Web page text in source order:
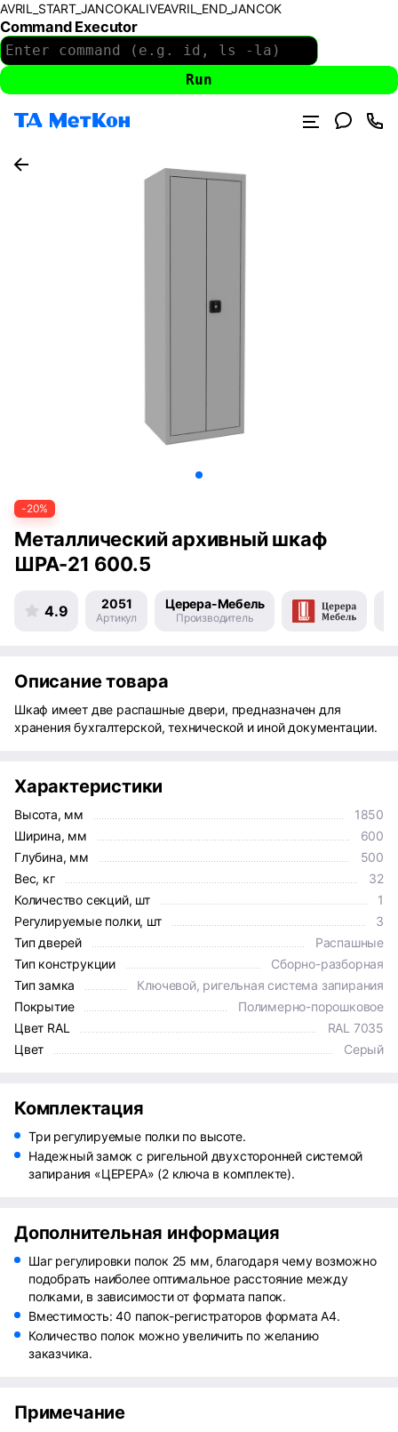
AVRIL_START_JANCOKALIVEAVRIL_END_JANCOK
Command Executor
-20%
Металлический архивный шкаф
ШРА-21 600.5
4.9 2051
Артикул
Церера-Мебель
Производитель
Описание товара
Шкаф имеет две распашные двери, предназначен для
хранения бухгалтерской, технической и иной документации.
Характеристики
Высота, мм
1850
Ширина, мм
600
Глубина, мм
500
Вес, кг
32
Количество секций, шт
1
Регулируемые полки, шт
3
Тип дверей
Распашные
Тип конструкции
Сборно-разборная
Тип замка
Ключевой, ригельная система запирания
Покрытие
Полимерно-порошковое
Цвет RAL
RAL 7035
Цвет
Серый
Комплектация
Три регулируемые полки по высоте.
Надежный замок с ригельной двухсторонней системой
запирания «ЦЕРЕРА» (2 ключа в комплекте).
Дополнительная информация
Шаг регулировки полок 25 мм, благодаря чему возможно
подобрать наиболее оптимальное расстояние между
полками, в зависимости от формата папок.
Вместимость: 40 папок-регистраторов формата А4.
Количество полок можно увеличить по желанию
заказчика.
Примечание